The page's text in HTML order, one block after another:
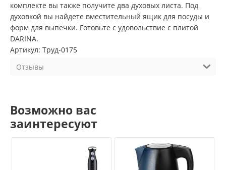
комплекте вы также получите два духовых листа. Под
духовкой вы найдете вместительный ящик для посуды и
форм для выпечки. Готовьте с удовольствие с плитой
DARINA.
Артикул: Труд-0175
Отзывы
Возможно вас
заинтересуют